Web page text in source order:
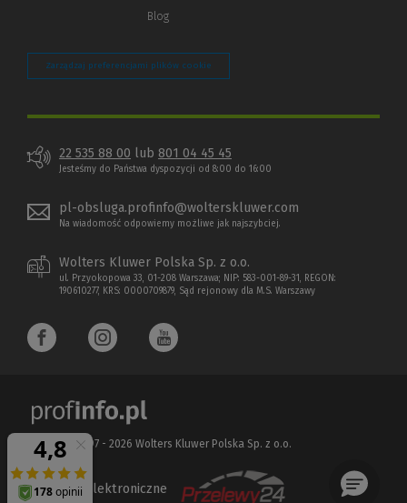
Blog
Zarządzaj preferencjami plików cookie
22 535 88 00 lub 801 04 45 45
Jesteśmy do Państwa dyspozycji od 8:00 do 16:00
pl-obsluga.profinfo@wolterskluwer.com
Na wiadomość odpowiemy możliwe jak najszybciej.
Wolters Kluwer Polska Sp. z o.o.
ul. Przyokopowa 33, 01-208 Warszawa; NIP: 583-001-89-31, REGON:
190610277, KRS: 0000709879, Sąd rejonowy dla M.S. Warszawy
Copyright 1997 - 2026 Wolters Kluwer Polska Sp. z o.o.
Płatności elektroniczne
(Nowe
(Link